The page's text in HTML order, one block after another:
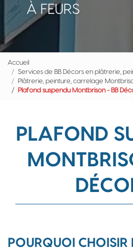
À FEURS
Accueil
Services de BB Décors en plâtrerie,
Plâtrerie, peinture, carrelage
Plafond suspendu Montbrison - BB
PLAFOND
POURQUOI CHOISIR